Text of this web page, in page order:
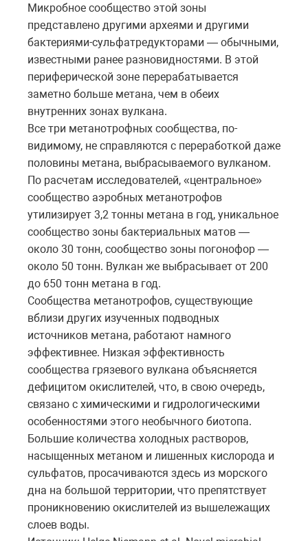
Микробное сообщество этой зоны
представлено другими археями и другими
бактериями-сульфатредукторами — обычными,
известными ранее разновидностями. В этой
периферической зоне перерабатывается
заметно больше метана, чем в обеих
внутренних зонах вулкана.
Все три метанотрофных сообщества, по-
видимому, не справляются с переработкой даже
половины метана, выбрасываемого вулканом.
По расчетам исследователей, «центральное»
сообщество аэробных метанотрофов
утилизирует 3,2 тонны метана в год, уникальное
сообщество зоны бактериальных матов —
около 30 тонн, сообщество зоны погонофор —
около 50 тонн. Вулкан же выбрасывает от 200
до 650 тонн метана в год.
Сообщества метанотрофов, существующие
вблизи других изученных подводных
источников метана, работают намного
эффективнее. Низкая эффективность
сообщества грязевого вулкана объясняется
дефицитом окислителей, что, в свою очередь,
связано с химическими и гидрологическими
особенностями этого необычного биотопа.
Большие количества холодных растворов,
насыщенных метаном и лишенных кислорода и
сульфатов, просачиваются здесь из морского
дна на большой территории, что препятствует
проникновению окислителей из вышележащих
слоев воды.